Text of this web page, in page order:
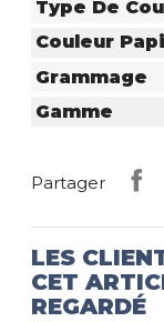
Type De
Couleur
Grammage
Gamme
Partager
LES
CET
REGARDÉ